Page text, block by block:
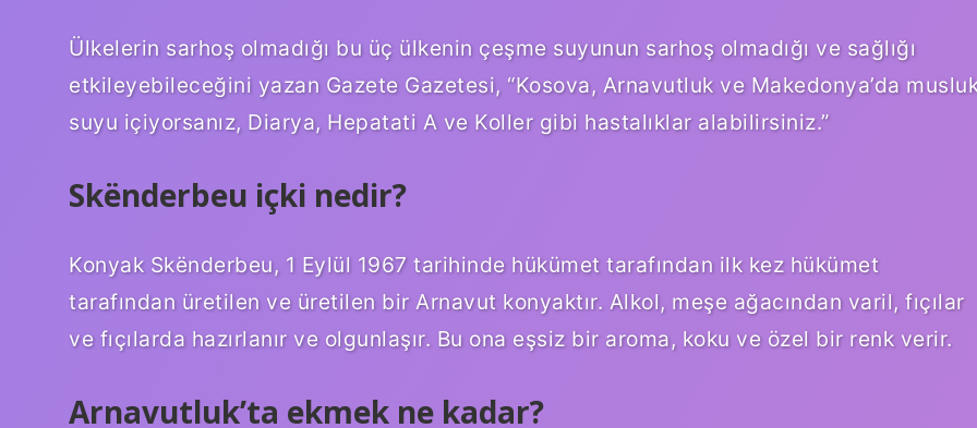
Ülkelerin sarhoş olmadığı bu üç ülkenin çeşme suyunun sarhoş olmadığı ve sağlığı
etkileyebileceğini yazan Gazete Gazetesi, “Kosova, Arnavutluk ve Makedonya’da
suyu içiyorsanız, Diarya, Hepatati A ve Koller gibi hastalıklar alabilirsiniz.”
Skënderbeu içki nedir?
Konyak Skënderbeu, 1 Eylül 1967 tarihinde hükümet tarafından ilk kez hükümet
tarafından üretilen ve üretilen bir Arnavut konyaktır. Alkol, meşe ağacından varil, fıçılar
ve fıçılarda hazırlanır ve olgunlaşır. Bu ona eşsiz bir aroma, koku ve özel bir renk verir.
Arnavutluk’ta ekmek ne kadar?